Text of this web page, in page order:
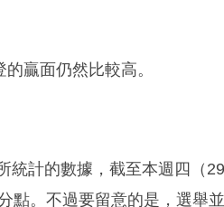
贏面仍然比較高。
統計的數據，截至本週四（
點。不過要留意的是，選舉